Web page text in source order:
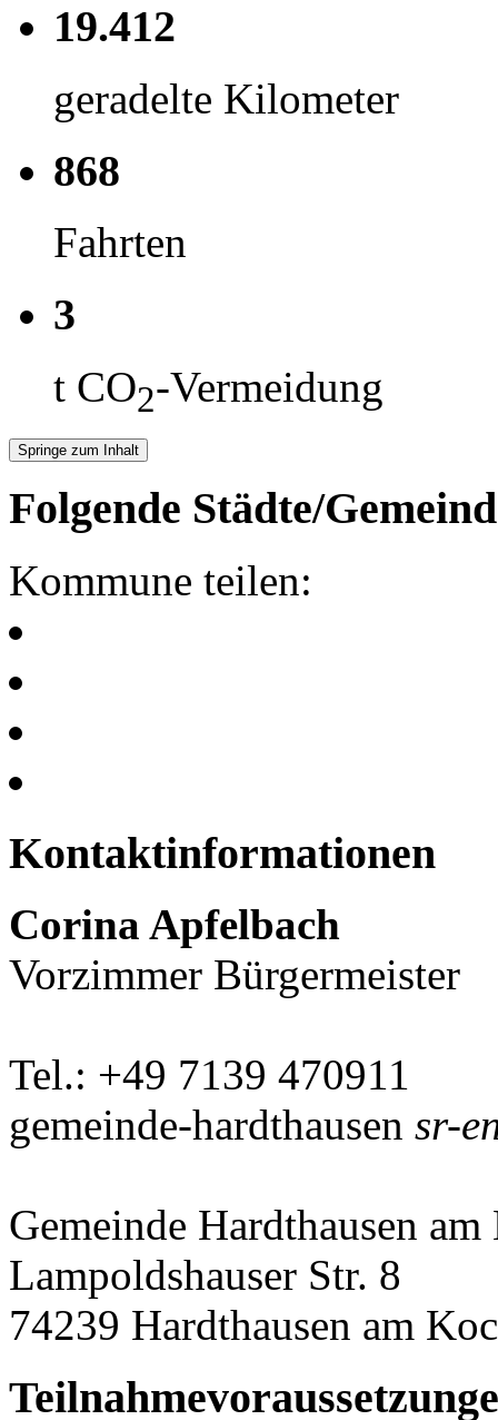
19.412
geradelte Kilometer
868
Fahrten
3
t CO2-Vermeidung
Springe zum Inhalt
Folgende Städte/
Kommune teilen:
Kontaktinformationen
Corina Apfelbach
Vorzimmer Bürgermeister
Tel.: +49 7139 470911
gemeinde-hardthausen sr-
Gemeinde Hardthausen
Lampoldshauser Str. 8
74239 Hardthausen am